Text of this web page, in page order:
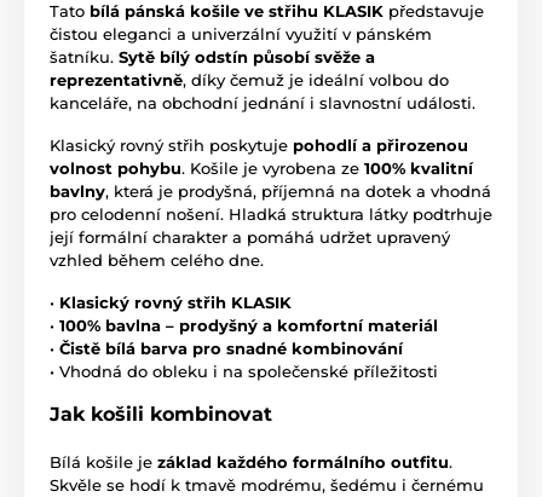
Tato bílá pánská košile ve střihu KLASIK představuje
čistou eleganci a univerzální využití v pánském
šatníku. Sytě bílý odstín působí svěže a
reprezentativně, díky čemuž je ideální volbou do
kanceláře, na obchodní jednání i slavnostní události.
Klasický rovný střih poskytuje pohodlí a přirozenou
volnost pohybu. Košile je vyrobena ze 100% kvalitní
bavlny, která je prodyšná, příjemná na dotek a vhodná
pro celodenní nošení. Hladká struktura látky podtrhuje
její formální charakter a pomáhá udržet upravený
vzhled během celého dne.
• Klasický rovný střih KLASIK
• 100% bavlna – prodyšný a komfortní materiál
• Čistě bílá barva pro snadné kombinování
• Vhodná do obleku i na společenské příležitosti
Jak košili kombinovat
Bílá košile je základ každého formálního outfitu.
Skvěle se hodí k tmavě modrému, šedému i černému